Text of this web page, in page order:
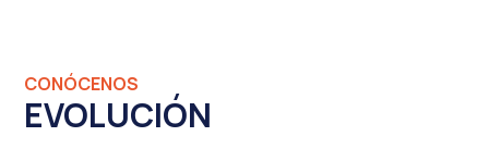
CONÓCENOS
EVOLUCIÓN